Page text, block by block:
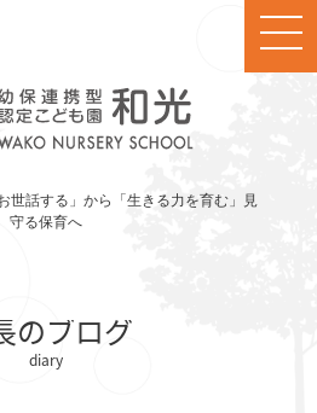
話する」から「生きる力を育む」見
守る保育へ
のブログ